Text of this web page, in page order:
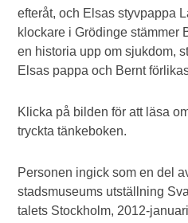
efteråt, och Elsas styvpappa
klockare i Grödinge stämmer
en historia upp om sjukdom,
Elsas pappa och Bernt
Klicka på bilden för att läsa
tryckta tänkeboken.
Personen ingick som en del
stadsmuseums utställning
talets Stockholm, 2012-